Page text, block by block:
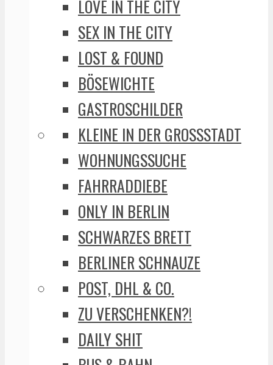
LOVE IN THE CITY
SEX IN THE CITY
LOST & FOUND
BÖSEWICHTE
GASTROSCHILDER
KLEINE IN DER GROSSSTADT
WOHNUNGSSUCHE
FAHRRADDIEBE
ONLY IN BERLIN
SCHWARZES BRETT
BERLINER SCHNAUZE
POST, DHL & CO.
ZU VERSCHENKEN?!
DAILY SHIT